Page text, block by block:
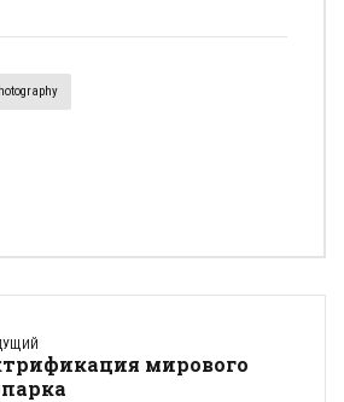
мирового